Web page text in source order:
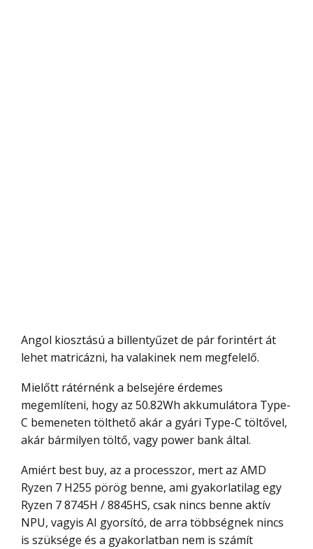
Angol kiosztású a billentyűzet de pár forintért át
lehet matricázni, ha valakinek nem megfelelő.
Mielőtt rátérnénk a belsejére érdemes
megemlíteni, hogy az 50.82Wh akkumulátora Type-
C bemeneten tölthető akár a gyári Type-C töltővel,
akár bármilyen töltő, vagy power bank által.
Amiért best buy, az a processzor, mert az AMD
Ryzen 7 H255 pörög benne, ami gyakorlatilag egy
Ryzen 7 8745H / 8845HS, csak nincs benne aktív
NPU, vagyis AI gyorsító, de arra többségnek nincs
is szüksége és a gyakorlatban nem is számít